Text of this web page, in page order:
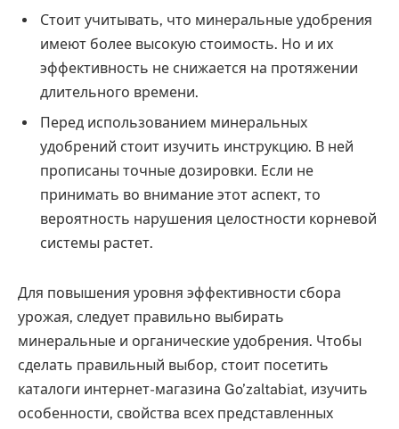
Стоит учитывать, что минеральные удобрения
имеют более высокую стоимость. Но и их
эффективность не снижается на протяжении
длительного времени.
Перед использованием минеральных
удобрений стоит изучить инструкцию. В ней
прописаны точные дозировки. Если не
принимать во внимание этот аспект, то
вероятность нарушения целостности корневой
системы растет.
Для повышения уровня эффективности сбора
урожая, следует правильно выбирать
минеральные и органические удобрения. Чтобы
сделать правильный выбор, стоит посетить
каталоги интернет-магазина Go’zaltabiat, изучить
особенности, свойства всех представленных